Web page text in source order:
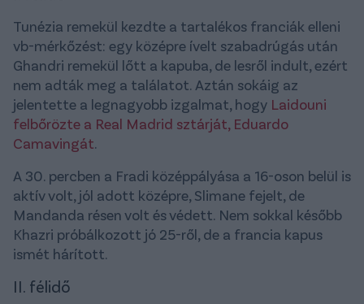
Tunézia remekül kezdte a tartalékos franciák elleni
vb-mérkőzést: egy középre ívelt szabadrúgás után
Ghandri remekül lőtt a kapuba, de lesről indult, ezért
nem adták meg a találatot. Aztán sokáig az
jelentette a legnagyobb izgalmat, hogy Laidouni
felbőrözte a Real Madrid sztárját, Eduardo
Camavingát.
A 30. percben a Fradi középpályása a 16-oson belül is
aktív volt, jól adott középre, Slimane fejelt, de
Mandanda résen volt és védett. Nem sokkal később
Khazri próbálkozott jó 25-ről, de a francia kapus
ismét hárított.
II. félidő